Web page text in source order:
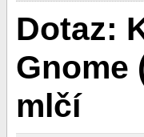
Dotaz:
Gnome
mlčí